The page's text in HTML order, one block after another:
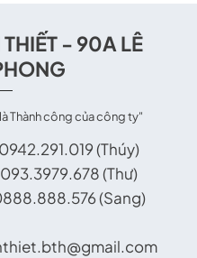
- 90A LÊ
Thành công của công ty"
0942.291.019 (Thúy)
093.3979.678 (Thư)
(Sang)